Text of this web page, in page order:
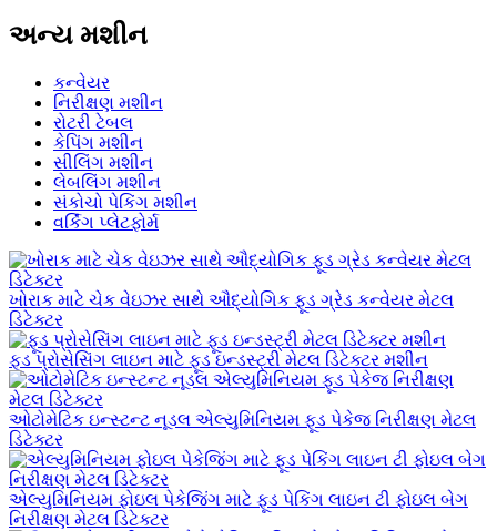
અન્ય મશીન
કન્વેયર
નિરીક્ષણ મશીન
રોટરી ટેબલ
કેપિંગ મશીન
સીલિંગ મશીન
લેબલિંગ મશીન
સંકોચો પેકિંગ મશીન
વર્કિંગ પ્લેટફોર્મ
ખોરાક માટે ચેક વેઇઝર સાથે ઔદ્યોગિક ફૂડ ગ્રેડ કન્વેયર મેટલ
ડિટેક્ટર
ફૂડ પ્રોસેસિંગ લાઇન માટે ફૂડ ઇન્ડસ્ટ્રી મેટલ ડિટેક્ટર મશીન
ઓટોમેટિક ઇન્સ્ટન્ટ નૂડલ એલ્યુમિનિયમ ફૂડ પેકેજ નિરીક્ષણ મેટલ
ડિટેક્ટર
એલ્યુમિનિયમ ફોઇલ પેકેજિંગ માટે ફૂડ પેકિંગ લાઇન ટી ફોઇલ બેગ
નિરીક્ષણ મેટલ ડિટેક્ટર